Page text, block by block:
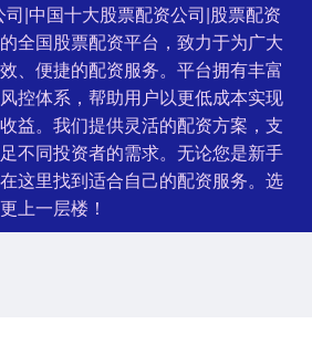
|中国十大股票配资公司|股票配资
全国股票配资平台，致力于为广大
、便捷的配资服务。平台拥有丰富
控体系，帮助用户以更低成本实现
益。我们提供灵活的配资方案，支
不同投资者的需求。无论您是新手
这里找到适合自己的配资服务。选
上一层楼！